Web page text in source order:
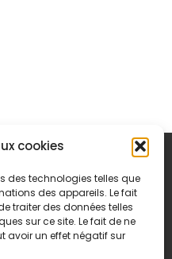
cookies
des technologies telles que
des appareils. Le fait
traiter des données telles
sur ce site. Le fait de ne
avoir un effet négatif sur